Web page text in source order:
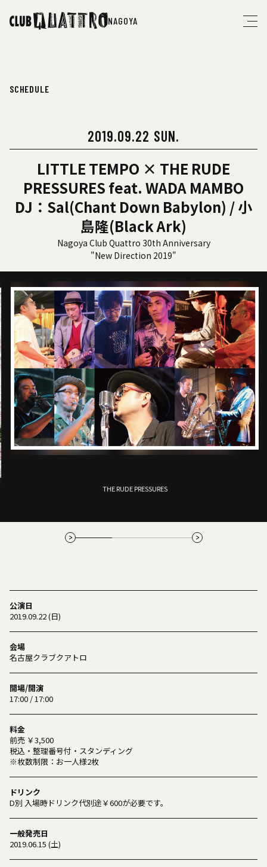
NAGOYA
SCHEDULE
2019.09.22 SUN.
LITTLE TEMPO × THE RUDE
PRESSURES feat. WADA MAMBO
DJ：Sal(Chant Down Babylon) / 小
島隆(Black Ark)
Nagoya Club Quattro 30th Anniversary
"New Direction 2019"
THE RUDE PRESSURES
公演日
2019.09.22 (日)
会場
名古屋クラブクアトロ
開場/開演
17:00 / 17:00
料金
前売 ￥3,500
税込・整理番号付・スタンディング
※枚数制限：お一人様2枚
ドリンク
D別 入場時ドリンク代別途￥600が必要です。
一般発売日
2019.06.15 (土)